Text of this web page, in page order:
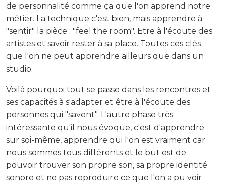
de personnalité comme ça que l'on apprend notre
métier. La technique c'est bien, mais apprendre à
"sentir" la pièce : "feel the room". Etre à l'écoute des
artistes et savoir rester à sa place. Toutes ces clés
que l'on ne peut apprendre ailleurs que dans un
studio.
Voilà pourquoi tout se passe dans les rencontres et
ses capacités à s'adapter et être à l'écoute des
personnes qui "savent". L'autre phase très
intéressante qu'il nous évoque, c'est d'apprendre
sur soi-même, apprendre qui l'on est vraiment car
nous sommes tous différents et le but est de
pouvoir trouver son propre son, sa propre identité
sonore et ne pas reproduire ce que l'on a pu voir